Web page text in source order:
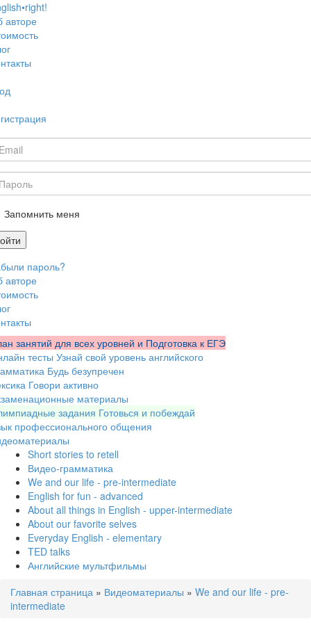
авторе
Запомнить меня
пароль?
авторе
занятий для всех уровней и Подготовка к ЕГЭ
тесты Узнай свой уровень английского
Будь безупречен
Говори активно
материалы
задания Готовься и побеждай
профессионального общения
Short stories to retell
Видео-грамматика
We and our life - pre-intermediate
English for fun - advanced
About all things in English - upper-intermediate
About our favorite selves
Everyday English - elementary
TED talks
Английские мультфильмы
Главная страница » Видеоматериалы » We and our life - pre-
intermediate